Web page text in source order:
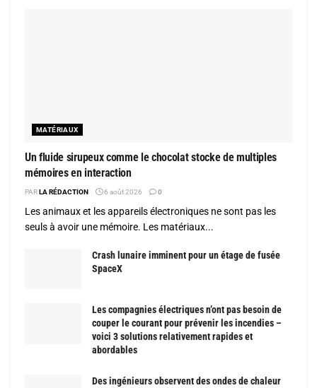
MATÉRIAUX
Un fluide sirupeux comme le chocolat stocke de multiples
mémoires en interaction
PARLA RÉDACTION 6 août 2026 0
Les animaux et les appareils électroniques ne sont pas les
seuls à avoir une mémoire. Les matériaux...
Crash lunaire imminent pour un étage de fusée
SpaceX
Les compagnies électriques n’ont pas besoin de
couper le courant pour prévenir les incendies –
voici 3 solutions relativement rapides et
abordables
Des ingénieurs observent des ondes de chaleur